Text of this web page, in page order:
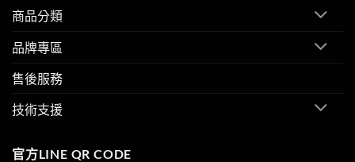
商品分類
品牌專區
售後服務
技術支援
官方LINE QR CODE